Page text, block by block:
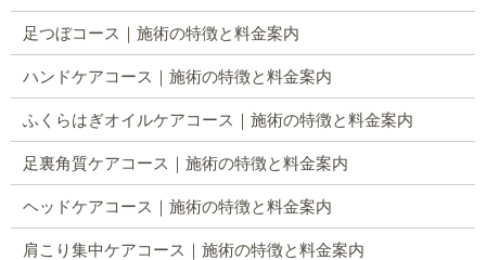
足つぼコース｜施術の特徴と料金案内
ハンドケアコース｜施術の特徴と料金案内
ふくらはぎオイルケアコース｜施術の特徴と料金案内
足裏角質ケアコース｜施術の特徴と料金案内
ヘッドケアコース｜施術の特徴と料金案内
肩こり集中ケアコース｜施術の特徴と料金案内